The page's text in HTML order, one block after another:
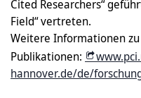
Cited Researchers“
Field“ vertreten.
Weitere Informationen
Publikationen:
hannover.de/de/